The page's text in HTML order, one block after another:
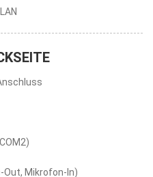
Out, Mikrofon-In)